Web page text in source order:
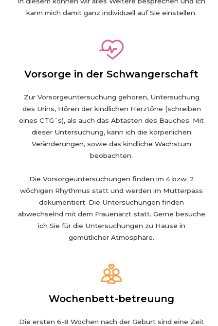
kann mich damit ganz individuell auf Sie einstellen.
Vorsorge in der Schwangerschaft
Zur Vorsorgeuntersuchung gehören, Untersuchung
des Urins, Hören der kindlichen Herztöne (schreiben
eines CTG´s), als auch das Abtasten des Bauches. Mit
dieser Untersuchung, kann ich die körperlichen
Veränderungen, sowie das kindliche Wachstum
beobachten.
Die Vorsorgeuntersuchungen finden im 4 bzw. 2
wöchigen Rhythmus statt und werden im Mutterpass
dokumentiert. Die Untersuchungen finden
abwechselnd mit dem Frauenarzt statt. Gerne besuche
ich Sie für die Untersuchungen zu Hause in
gemütlicher Atmosphäre.
Wochenbett-betreuung
Die ersten 6-8 Wochen nach der Geburt sind eine Zeit